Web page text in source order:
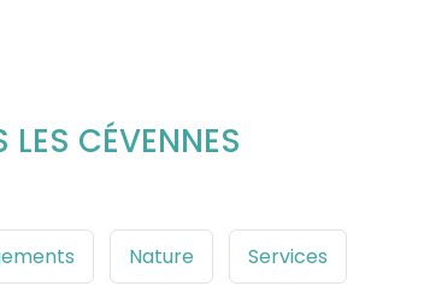
CÉVENNES
Nature Services